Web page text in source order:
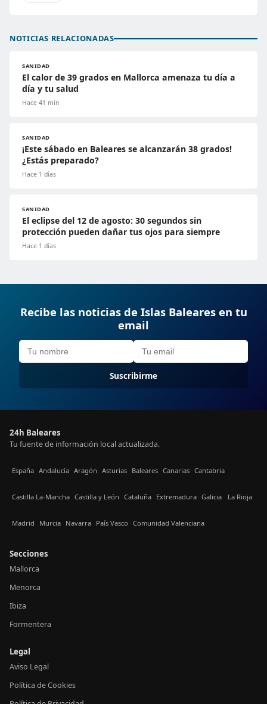
NOTICIAS RELACIONADAS
SANIDAD
El calor de 39 grados en Mallorca amenaza tu día a
día y tu salud
Hace 41 min
SANIDAD
¡Este sábado en Baleares se alcanzarán 38 grados!
¿Estás preparado?
Hace 1 días
SANIDAD
El eclipse del 12 de agosto: 30 segundos sin
protección pueden dañar tus ojos para siempre
Hace 1 días
Recibe las noticias de Islas Baleares en tu
email
Suscribirme
24h Baleares
Tu fuente de información local actualizada.
España Andalucía Aragón Asturias Baleares Canarias Cantabria
Castilla La-Mancha Castilla y León Cataluña Extremadura Galicia La Rioja
Madrid Murcia Navarra País Vasco Comunidad Valenciana
Secciones
Mallorca
Menorca
Ibiza
Formentera
Legal
Aviso Legal
Política de Cookies